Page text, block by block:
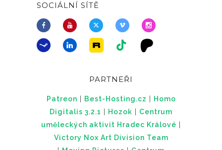
SOCIÁLNÍ SÍTĚ
PARTNEŘI
Patreon Best-Hosting.cz
Homo
Digitalis 3.2.1
Hozok
Centrum
uměleckých aktivit Hradec Králové
Victory Nox Art Division Team